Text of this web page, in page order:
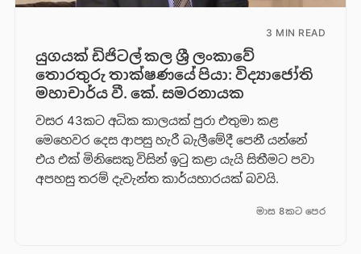
3 MIN READ
යුගයක් ඩිජිටල් කල ශ්‍රී ලංකාවේ
තොරතුරු තාක්ෂණයේ පියා: විද්‍යාජෝති
මහාචාර්ය වී. කේ. සමරනායක
වසර 43කට අධික කාලයක් පුරා එතුමා කළ
මෙහෙවර දෙස ආපසු හැරී බැලීමේදී පෙනී යන්නේ
එය එක් මිනිසෙකු විසින් ඉටු කළා යැයි සිතීමට පවා
අපහසු තරම් දැවැන්ත කාර්යභාරයක් බවයි.
මාස 8කට පෙර